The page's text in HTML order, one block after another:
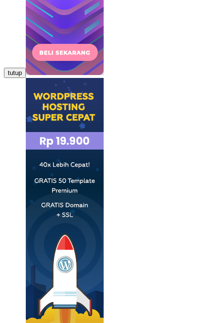
tutup